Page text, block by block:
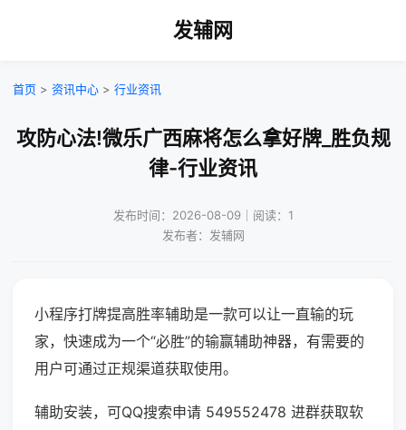
发辅网
首页 > 资讯中心 > 行业资讯
攻防心法!微乐广西麻将怎么拿好牌_胜负规
律-行业资讯
发布时间：2026-08-09｜阅读：1
发布者：发辅网
小程序打牌提高胜率辅助是一款可以让一直输的玩
家，快速成为一个“必胜”的输赢辅助神器，有需要的
用户可通过正规渠道获取使用。
辅助安装，可QQ搜索申请 549552478 进群获取软